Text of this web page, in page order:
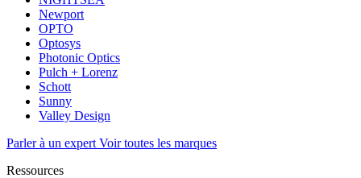
Newport
OPTO
Optosys
Photonic Optics
Pulch + Lorenz
Schott
Sunny
Valley Design
Parler à un expert Voir toutes les marques
Ressources